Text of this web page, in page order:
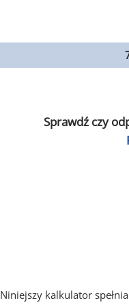
Sprawdź czy
Niniejszy kalkulator